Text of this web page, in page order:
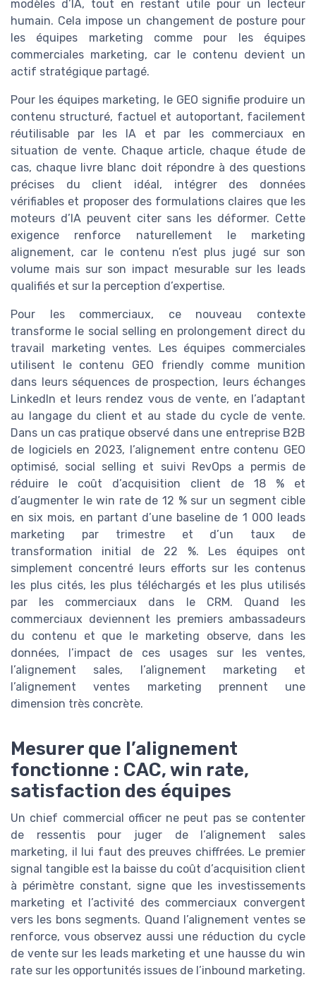
modèles d’IA, tout en restant utile pour un lecteur
humain. Cela impose un changement de posture pour
les équipes marketing comme pour les équipes
commerciales marketing, car le contenu devient un
actif stratégique partagé.
Pour les équipes marketing, le GEO signifie produire un
contenu structuré, factuel et autoportant, facilement
réutilisable par les IA et par les commerciaux en
situation de vente. Chaque article, chaque étude de
cas, chaque livre blanc doit répondre à des questions
précises du client idéal, intégrer des données
vérifiables et proposer des formulations claires que les
moteurs d’IA peuvent citer sans les déformer. Cette
exigence renforce naturellement le marketing
alignement, car le contenu n’est plus jugé sur son
volume mais sur son impact mesurable sur les leads
qualifiés et sur la perception d’expertise.
Pour les commerciaux, ce nouveau contexte
transforme le social selling en prolongement direct du
travail marketing ventes. Les équipes commerciales
utilisent le contenu GEO friendly comme munition
dans leurs séquences de prospection, leurs échanges
LinkedIn et leurs rendez vous de vente, en l’adaptant
au langage du client et au stade du cycle de vente.
Dans un cas pratique observé dans une entreprise B2B
de logiciels en 2023, l’alignement entre contenu GEO
optimisé, social selling et suivi RevOps a permis de
réduire le coût d’acquisition client de 18 % et
d’augmenter le win rate de 12 % sur un segment cible
en six mois, en partant d’une baseline de 1 000 leads
marketing par trimestre et d’un taux de
transformation initial de 22 %. Les équipes ont
simplement concentré leurs efforts sur les contenus
les plus cités, les plus téléchargés et les plus utilisés
par les commerciaux dans le CRM. Quand les
commerciaux deviennent les premiers ambassadeurs
du contenu et que le marketing observe, dans les
données, l’impact de ces usages sur les ventes,
l’alignement sales, l’alignement marketing et
l’alignement ventes marketing prennent une
dimension très concrète.
Mesurer que l’alignement
fonctionne : CAC, win rate,
satisfaction des équipes
Un chief commercial officer ne peut pas se contenter
de ressentis pour juger de l’alignement sales
marketing, il lui faut des preuves chiffrées. Le premier
signal tangible est la baisse du coût d’acquisition client
à périmètre constant, signe que les investissements
marketing et l’activité des commerciaux convergent
vers les bons segments. Quand l’alignement ventes se
renforce, vous observez aussi une réduction du cycle
de vente sur les leads marketing et une hausse du win
rate sur les opportunités issues de l’inbound marketing.